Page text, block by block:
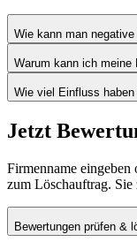
Wie kann man
Warum kann ich meine
Wie viel Einfluss
Jetzt
Firmenname
zum Löschauftrag.
Bewertungen prüfen &